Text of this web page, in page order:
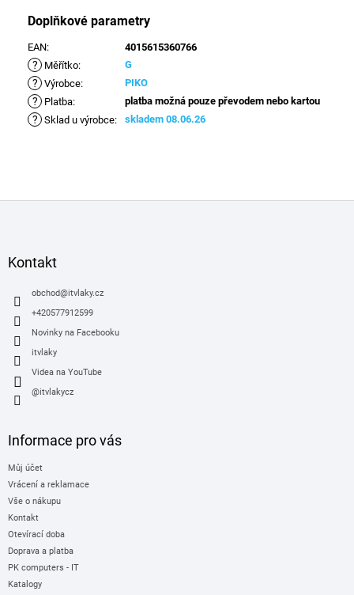
Doplňkové parametry
EAN: 4015615360766
? Měřítko: G
? Výrobce: PIKO
? Platba: platba možná pouze převodem nebo kartou
? Sklad u výrobce: skladem 08.06.26
Kontakt
obchod@itvlaky.cz
+420577912599
Novinky na Facebooku
itvlaky
Videa na YouTube
@itvlakycz
Informace pro vás
Můj účet
Vrácení a reklamace
Vše o nákupu
Kontakt
Otevírací doba
Doprava a platba
PK computers - IT
Katalogy